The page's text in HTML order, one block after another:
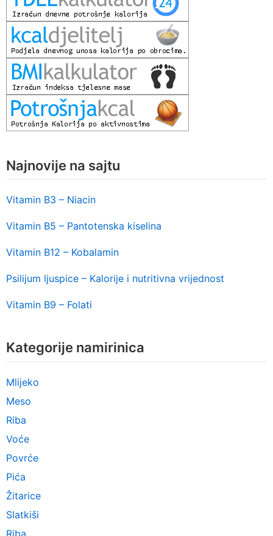
Najnovije na sajtu
Vitamin B3 – Niacin
Vitamin B5 – Pantotenska kiselina
Vitamin B12 – Kobalamin
Psilijum ljuspice – Kalorije i nutritivna vrijednost
Vitamin B9 – Folati
Kategorije namirinica
Mlijeko
Meso
Riba
Voće
Povrće
Pića
Žitarice
Slatkiši
Riba